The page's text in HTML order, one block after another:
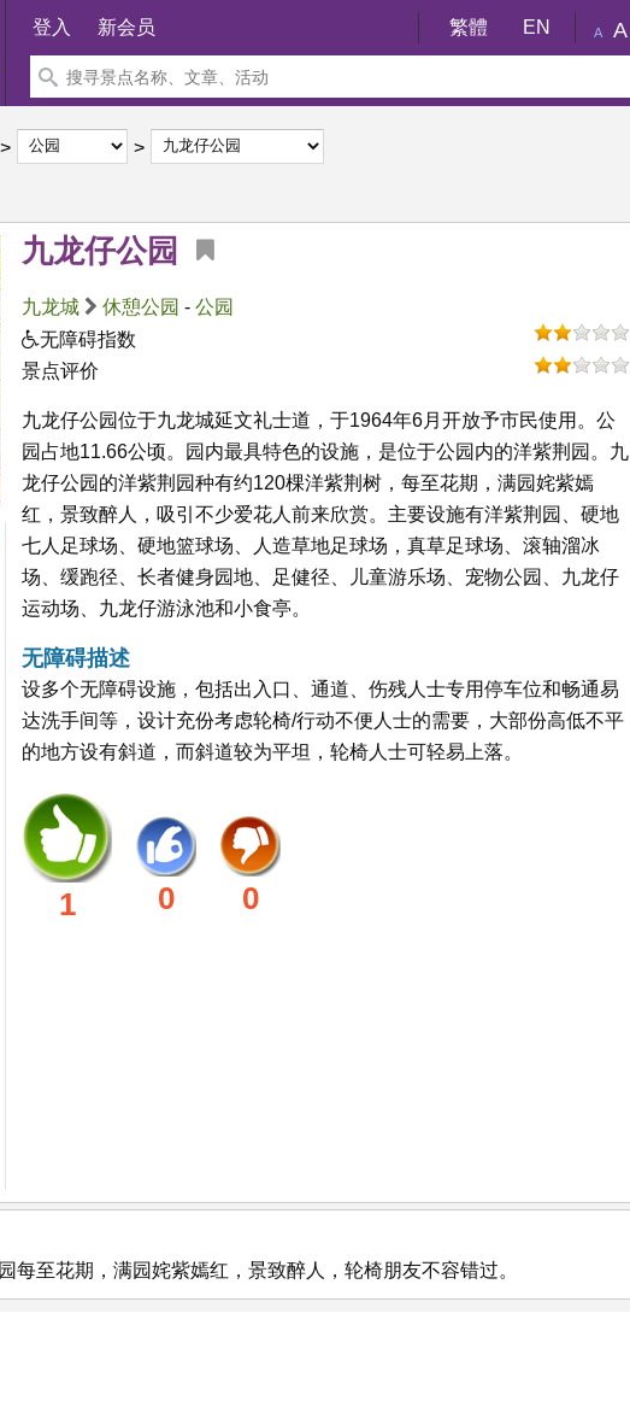
登入 新会员 繁體 EN A A
九龙仔公园
九龙城 休憩公园 - 公园
无障碍指数
景点评价
九龙仔公园位于九龙城延文礼士道，于1964年6月开放予市民使用。公
园占地11.66公顷。园内最具特色的设施，是位于公园内的洋紫荆园。九
龙仔公园的洋紫荆园种有约120棵洋紫荆树，每至花期，满园姹紫嫣
红，景致醉人，吸引不少爱花人前来欣赏。主要设施有洋紫荆园、硬地
七人足球场、硬地篮球场、人造草地足球场，真草足球场、滚轴溜冰
场、缓跑径、长者健身园地、足健径、儿童游乐场、宠物公园、九龙仔
运动场、九龙仔游泳池和小食亭。
无障碍描述
设多个无障碍设施，包括出入口、通道、伤残人士专用停车位和畅通易
达洗手间等，设计充份考虑轮椅/行动不便人士的需要，大部份高低不平
的地方设有斜道，而斜道较为平坦，轮椅人士可轻易上落。
1 0 0
每至花期，满园姹紫嫣红，景致醉人，轮椅朋友不容错过。